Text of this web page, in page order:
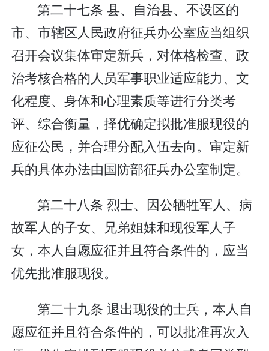
第二十七条 县、自治县、不设区的
市、市辖区人民政府征兵办公室应当组织
召开会议集体审定新兵，对体格检查、政
治考核合格的人员军事职业适应能力、文
化程度、身体和心理素质等进行分类考
评、综合衡量，择优确定拟批准服现役的
应征公民，并合理分配入伍去向。审定新
兵的具体办法由国防部征兵办公室制定。
第二十八条 烈士、因公牺牲军人、病
故军人的子女、兄弟姐妹和现役军人子
女，本人自愿应征并且符合条件的，应当
优先批准服现役。
第二十九条 退出现役的士兵，本人自
愿应征并且符合条件的，可以批准再次入